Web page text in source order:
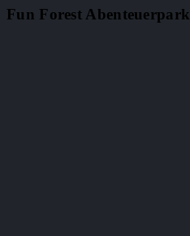
Fun Forest Abenteuerpark